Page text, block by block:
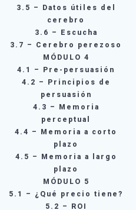
3.5 – Datos útiles del
cerebro
3.6 – Escucha
3.7 – Cerebro perezoso
MÓDULO 4
4.1 – Pre-persuasión
4.2 – Principios de
persuasión
4.3 – Memoria
perceptual
4.4 – Memoria a corto
plazo
4.5 – Memoria a largo
plazo
MÓDULO 5
5.1 – ¿Qué precio tiene?
5.2 – ROI